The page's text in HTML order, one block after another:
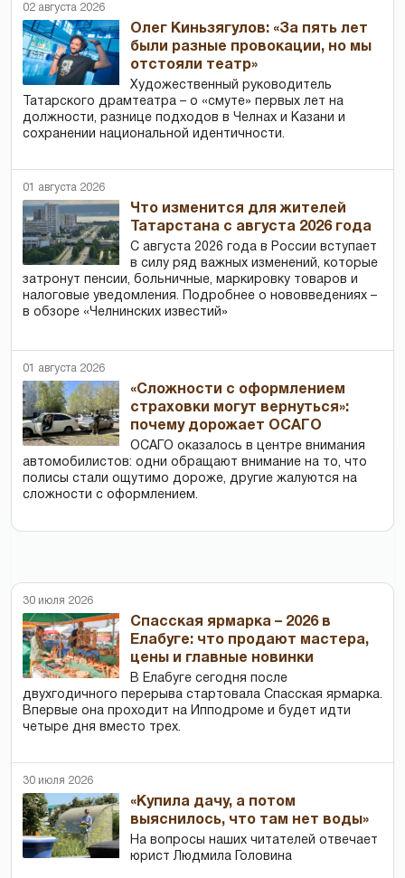
02 августа 2026
Олег Киньзягулов: «За пять лет
были разные провокации, но мы
отстояли театр»
Художественный руководитель
Татарского драмтеатра – о «смуте» первых лет на
должности, разнице подходов в Челнах и Казани и
сохранении национальной идентичности.
01 августа 2026
Что изменится для жителей
Татарстана с августа 2026 года
С августа 2026 года в России вступает
в силу ряд важных изменений, которые
затронут пенсии, больничные, маркировку товаров и
налоговые уведомления. Подробнее о нововведениях –
в обзоре «Челнинских известий»
01 августа 2026
«Сложности с оформлением
страховки могут вернуться»:
почему дорожает ОСАГО
ОСАГО оказалось в центре внимания
автомобилистов: одни обращают внимание на то, что
полисы стали ощутимо дороже, другие жалуются на
сложности с оформлением.
30 июля 2026
Спасская ярмарка – 2026 в
Елабуге: что продают мастера,
цены и главные новинки
В Елабуге сегодня после
двухгодичного перерыва стартовала Спасская ярмарка.
Впервые она проходит на Ипподроме и будет идти
четыре дня вместо трех.
30 июля 2026
«Купила дачу, а потом
выяснилось, что там нет воды»
На вопросы наших читателей отвечает
юрист Людмила Головина